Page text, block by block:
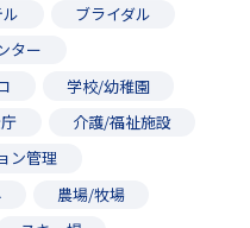
ブライダル
ター
学校/幼稚園
介護/福祉施設
ン管理
農場/牧場